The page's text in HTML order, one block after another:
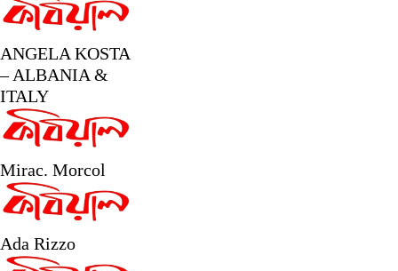
ANGELA KOSTA
– ALBANIA &
ITALY
Mirac. Morcol
Ada Rizzo